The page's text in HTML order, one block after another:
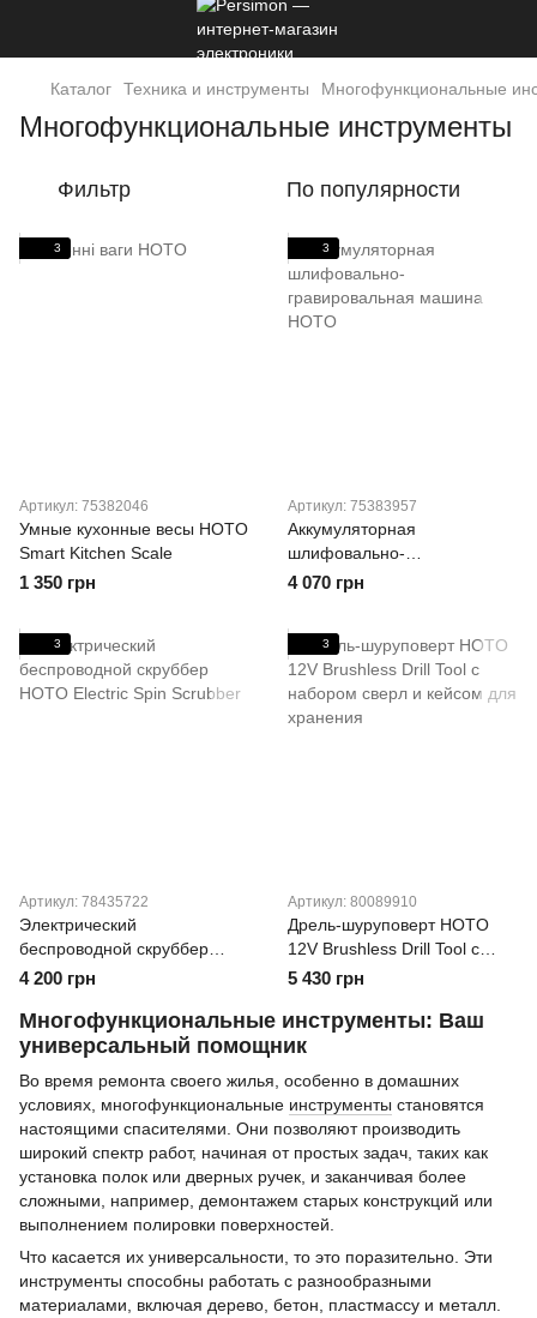
Каталог Техника и инструменты Многофункциональные
Многофункциональные инструменты
Фильтр По популярности
3
Артикул: 75382046
Умные кухонные весы HOTO
Smart Kitchen Scale
1 350 грн
3
Артикул: 75383957
Аккумуляторная
шлифовально-
гравировальная машина
4 070 грн
3
Артикул: 78435722
Электрический
беспроводной скруббер
HOTO Electric Spin Scrubber
4 200 грн
3
Артикул: 80089910
Дрель-шуруповерт HOTO
12V Brushless Drill Tool с
набором сверл и кейсом для
5 430 грн
Многофункциональные инструменты: Ваш
универсальный помощник
Во время ремонта своего жилья, особенно в домашних
условиях, многофункциональные инструменты становятся
настоящими спасителями. Они позволяют производить
широкий спектр работ, начиная от простых задач, таких как
установка полок или дверных ручек, и заканчивая более
сложными, например, демонтажем старых конструкций или
выполнением полировки поверхностей.
Что касается их универсальности, то это поразительно. Эти
инструменты способны работать с разнообразными
материалами, включая дерево, бетон, пластмассу и металл.